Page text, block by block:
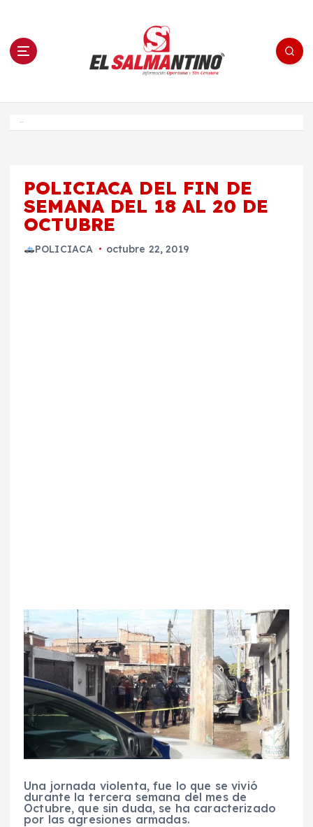
n El Salmantino - medios/noticias/editorial
POLICIACA DEL FIN DE
SEMANA DEL 18 AL 20 DE
OCTUBRE
POLICIACA octubre 22, 2019
Una jornada violenta, fue lo que se vivió
durante la tercera semana del mes de
Octubre, que sin duda, se ha caracterizado
por las agresiones armadas.